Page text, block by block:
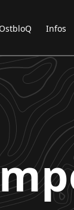
OstbloQ Infos